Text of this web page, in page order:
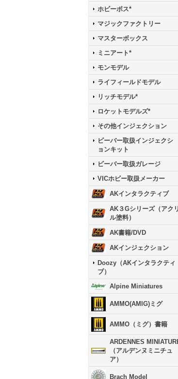
ホビーボス*
マジックファクトリー
マスターボックス
ミニアート*
モンモデル
ライフィールドモデル
リッチモデル*
ロケットモデルズ*
その他インジェクション
ビーバー取扱インジェクシ
ョンキット
ビーバー取扱ガレージ
VICホビー取扱メーカー
AKインタラクティブ
AK３Gシリーズ（アクリ
ル塗料）
AK書籍/DVD
AKインジェクション
Doozy（AKインタラクティ
ブ）
Alpine Miniatures
AMMO(AMIG)ミグ
AMMO（ミグ）書籍
ARDENNES
（アルデンヌミニチュ
ア）
Brach Model